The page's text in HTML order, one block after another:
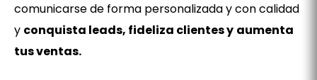
comunicarse de forma personalizada y con calidad
y conquista leads, fideliza clientes y aumenta
tus ventas.